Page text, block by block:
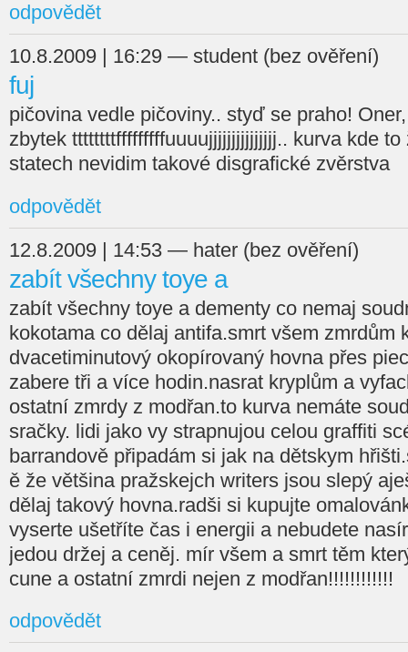
odpovědět
10.8.2009 | 16:29 — student (bez ověření)
fuj
pičovina vedle pičoviny.. styď se praho!
zbytek ttttttttfffffffffuuuujjjjjjjjjjjjjjj.. kurva kde to
statech nevidim takové disgrafické zvěrstva
odpovědět
12.8.2009 | 14:53 — hater (bez ověření)
zabít všechny toye a
zabít všechny toye a dementy co nemaj
kokotama co dělaj antifa.smrt všem zmrdům
dvacetiminutový okopírovaný hovna přes
zabere tři a více hodin.nasrat kryplům a
ostatní zmrdy z modřan.to kurva nemáte
sračky. lidi jako vy strapnujou celou graffiti
barrandově připadám si jak na dětskym
ě že většina pražskejch writers jsou slepý
dělaj takový hovna.radši si kupujte
vyserte ušetříte čas i energii a nebudete
jedou držej a ceněj. mír všem a smrt těm
cune a ostatní zmrdi nejen z modřan!!!!!!!!!!!!
odpovědět